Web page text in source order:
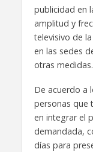
publicidad en
amplitud y
televisivo de
en las sedes
otras medidas.
De acuerdo a
personas que
en integrar el
demandada,
días para